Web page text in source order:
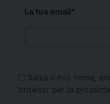
La tua email*
Salva il mio nome,
browser per la